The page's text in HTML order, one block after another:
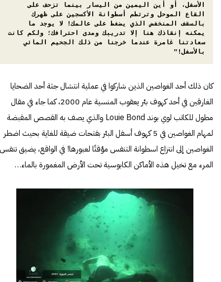
الأسفل، أو أين اليمين من اليسار بينما تزحف على
سعادتنا غامرة عندما خرجنا من ذلك الجحيم المائي
بالأسفل!"
كان ذلك أحد الغواصين الذين شاركوا في عملية انتشال جثة أحد الضحايا
الغارقين في أحد كهوف بئر يعقوب المنسية عام 2000، كما جاء في مقال
مطول للكاتب لوي بوند Louie Bond والذي يصف به القصص المقبضة
لمهام الغواصين في 5 كهوف أسفل البئر بفتحات ضيقة للغاية بحيث اضطر
الغواصين إلى انتزاع اسطوانة التنفس مؤقتًا لعبورها! في الواقع، يضيق تنفس
المرء مع تخيل هذه الأماكن الكابوسية تحت الأرض المغمورة بالماء…